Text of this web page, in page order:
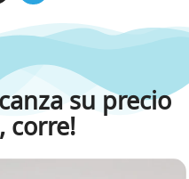
su precio
corre!